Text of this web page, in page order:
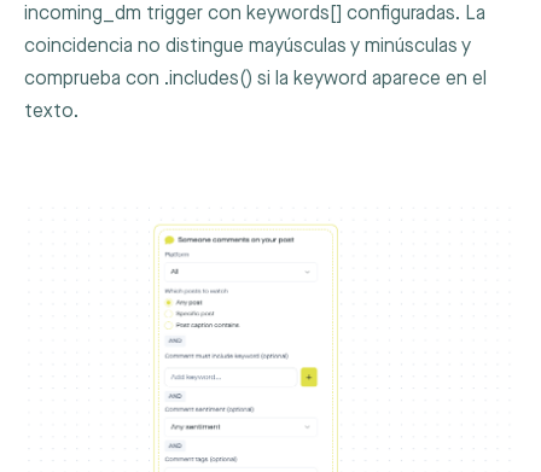
incoming_dm trigger con keywords[] configuradas. La
coincidencia no distingue mayúsculas y minúsculas y
comprueba con .includes() si la keyword aparece en el
texto.